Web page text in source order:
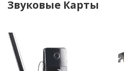
Звуковые Карты